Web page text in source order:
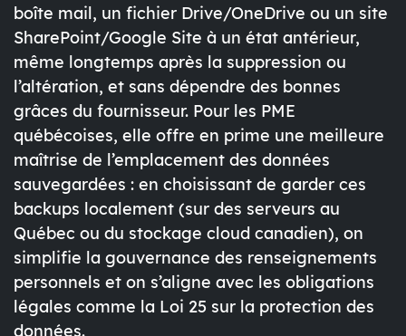
boîte mail, un fichier Drive/OneDrive ou un site
SharePoint/Google Site à un état antérieur,
même longtemps après la suppression ou
l’altération, et sans dépendre des bonnes
grâces du fournisseur. Pour les PME
québécoises, elle offre en prime une meilleure
maîtrise de l’emplacement des données
sauvegardées : en choisissant de garder ces
backups localement (sur des serveurs au
Québec ou du stockage cloud canadien), on
simplifie la gouvernance des renseignements
personnels et on s’aligne avec les obligations
légales comme la Loi 25 sur la protection des
données.